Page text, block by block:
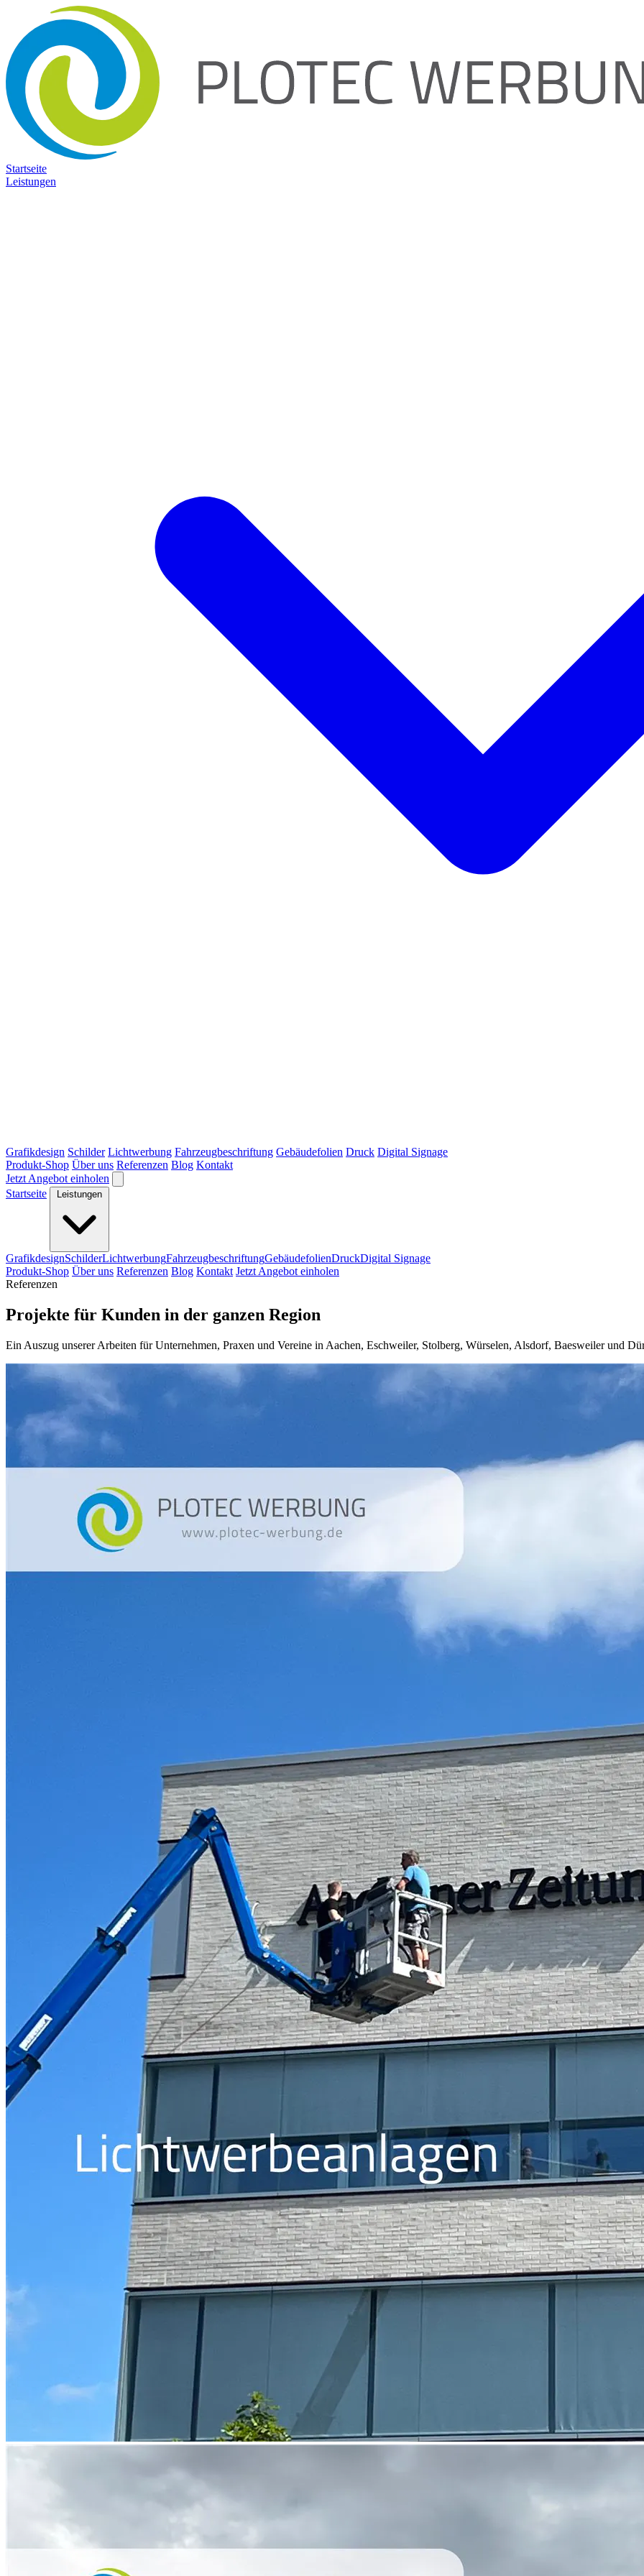
Startseite
Leistungen
Grafikdesign Schilder Lichtwerbung Fahrzeugbeschriftung Gebäudefolien Druck Digital Signage
Produkt-Shop Über uns Referenzen Blog Kontakt
Jetzt Angebot einholen
Startseite
GrafikdesignSchilderLichtwerbungFahrzeugbeschriftungGebäudefolienDruckDigital Signage
Produkt-Shop Über uns Referenzen Blog Kontakt Jetzt Angebot einholen
Referenzen
Projekte für Kunden in der ganzen Region
Ein Auszug unserer Arbeiten für Unternehmen, Praxen und Vereine in Aachen, Eschweiler, Stolberg, Würselen, Alsdorf, Baesweiler und